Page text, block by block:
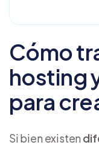
Cómo
hosting
para
Si bien existen